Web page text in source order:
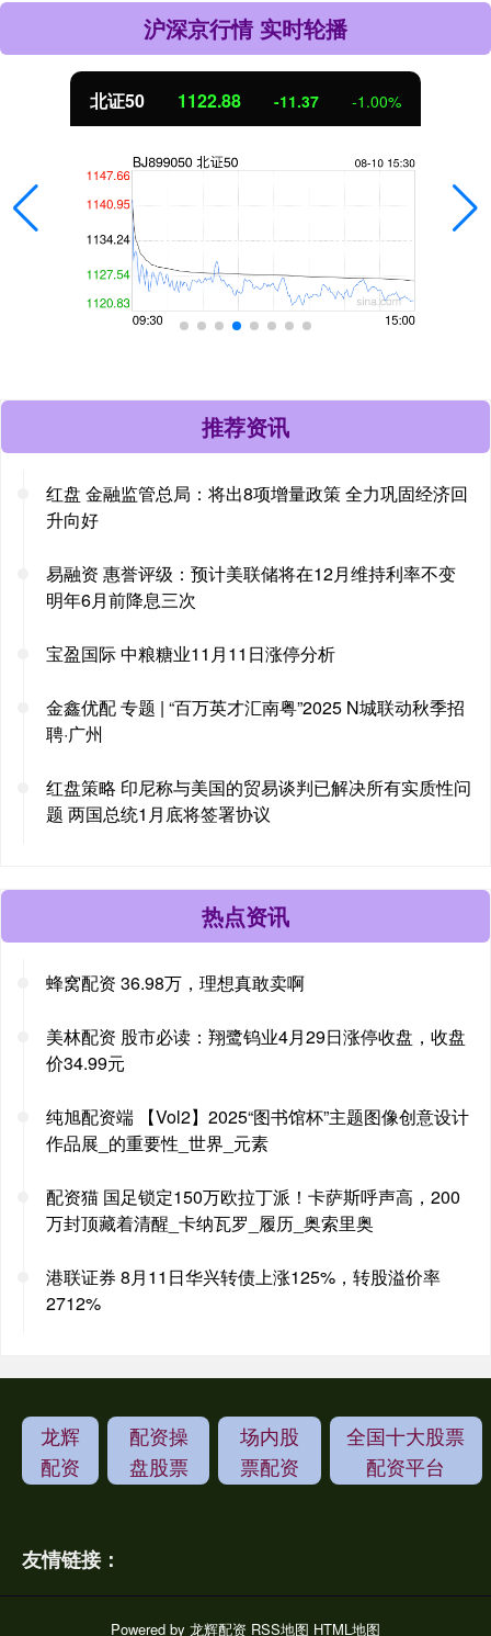
沪深京行情 实时轮播
北证50 1122.88 -11.37 -1.00%
推荐资讯
红盘 金融监管总局：将出8项增量政策 全力巩固经济回
升向好
易融资 惠誉评级：预计美联储将在12月维持利率不变
明年6月前降息三次
宝盈国际 中粮糖业11月11日涨停分析
金鑫优配 专题 | “百万英才汇南粤”2025 N城联动秋季招
聘·广州
红盘策略 印尼称与美国的贸易谈判已解决所有实质性问
题 两国总统1月底将签署协议
热点资讯
蜂窝配资 36.98万，理想真敢卖啊
美林配资 股市必读：翔鹭钨业4月29日涨停收盘，收盘
价34.99元
纯旭配资端 【Vol2】2025“图书馆杯”主题图像创意设计
作品展_的重要性_世界_元素
配资猫 国足锁定150万欧拉丁派！卡萨斯呼声高，200
万封顶藏着清醒_卡纳瓦罗_履历_奥索里奥
港联证券 8月11日华兴转债上涨125%，转股溢价率
2712%
龙辉
配资
配资操
盘股票
场内股
票配资
全国十大股票
配资平台
友情链接：
Powered by 龙辉配资 RSS地图 HTML地图